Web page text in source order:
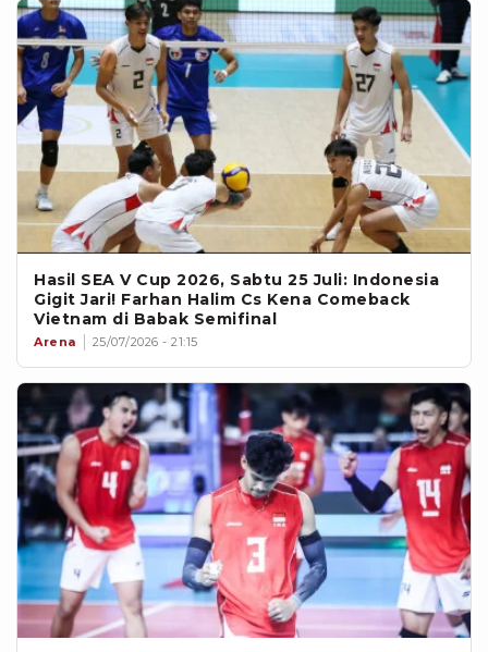
Hasil SEA V Cup 2026, Sabtu 25 Juli: Indonesia
Gigit Jari! Farhan Halim Cs Kena Comeback
Vietnam di Babak Semifinal
Arena 25/07/2026 - 21:15